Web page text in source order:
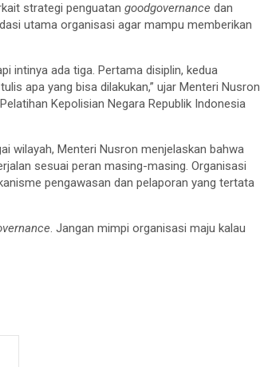
strategi penguatan goodgovernance dan
utama organisasi agar mampu memberikan
intinya ada tiga. Pertama disiplin, kedua
apa yang bisa dilakukan,” ujar Menteri Nusron
Kepolisian Negara Republik Indonesia
wilayah, Menteri Nusron menjelaskan bahwa
sesuai peran masing-masing. Organisasi
pengawasan dan pelaporan yang tertata
. Jangan mimpi organisasi maju kalau